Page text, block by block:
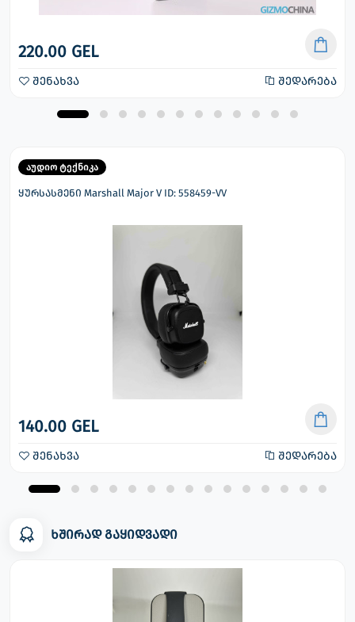
220.00 GEL
შენახვა შედარება
აუდიო ტექნიკა
ყურსასმენი Marshall Major V ID: 558459-VV
140.00 GEL
შენახვა შედარება
ხშირად გაყიდვადი